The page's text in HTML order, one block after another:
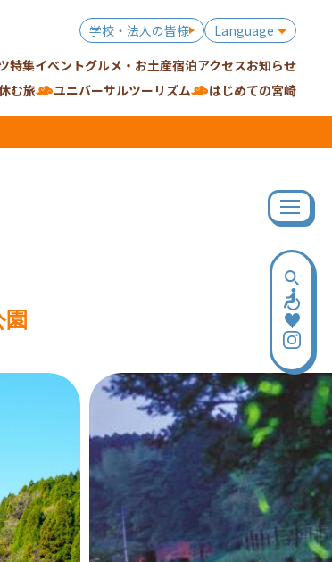
学校・法人の皆様
Language
特集イベントグルメ・お土産宿泊アクセスお知らせ
む旅 ユニバーサルツーリズム はじめての宮崎